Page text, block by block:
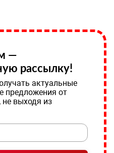
—
рассылку!
актуальные
предложения от
не выходя из